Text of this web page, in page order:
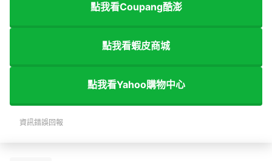
點我看Coupang酷澎
點我看蝦皮商城
點我看Yahoo購物中心
資訊錯誤回報